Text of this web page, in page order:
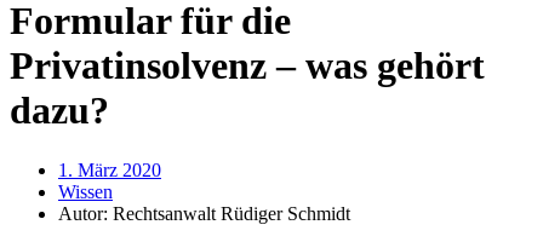
Formular für die
Privatinsolvenz – was gehört
dazu?
1. März 2020
Wissen
Autor: Rechtsanwalt Rüdiger Schmidt